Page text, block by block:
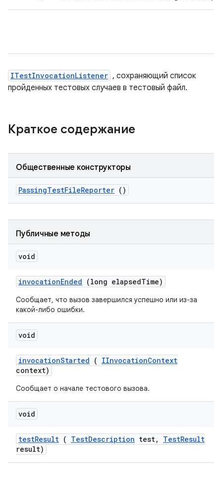
ITestInvocationListener , сохраняющий список
пройденных тестовых случаев в тестовый файл.
Краткое содержание
Общественные конструкторы
PassingTestFileReporter ()
Публичные методы
void
invocationEnded (long elapsedTime)
Сообщает, что вызов завершился успешно или из-за
какой-либо ошибки.
void
invocationStarted ( IInvocationContext
context)
Сообщает о начале тестового вызова.
void
testResult ( TestDescription test, TestResult
result)